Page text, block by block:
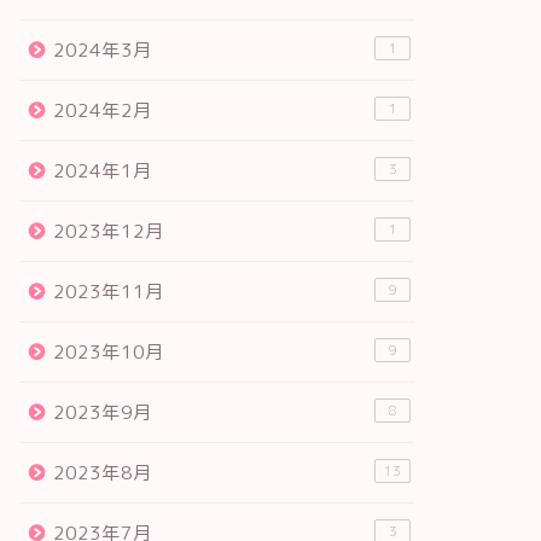
2024年3月 1
2024年2月 1
2024年1月 3
2023年12月 1
2023年11月 9
2023年10月 9
2023年9月 8
2023年8月 13
2023年7月 3